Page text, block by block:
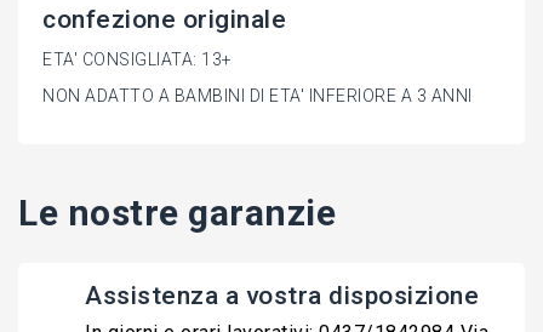
confezione originale
ETA' CONSIGLIATA: 13+
NON ADATTO A BAMBINI DI ETA' INFERIORE A 3 ANNI
Le nostre garanzie
Assistenza a vostra disposizione